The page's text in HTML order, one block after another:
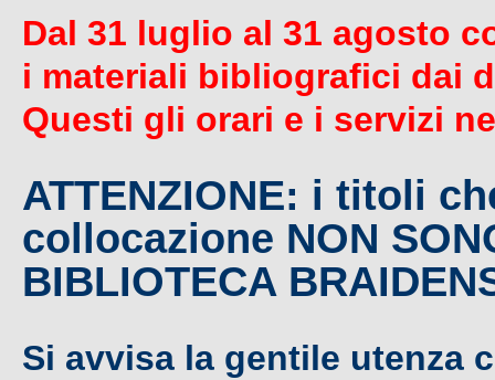
Dal 31 luglio al 31 agosto
i materiali bibliografici dai
Questi gli orari e i servizi
ATTENZIONE: i titoli
collocazione NON
BIBLIOTECA
Si avvisa la gentile utenza